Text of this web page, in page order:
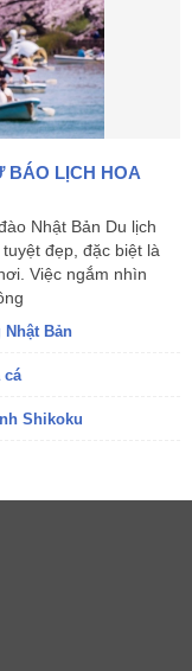
BÁO LỊCH HOA
Nhật Bản Du lịch
đẹp, đặc biệt là
Việc ngắm nhìn
Nhật Bản
cá
Shikoku